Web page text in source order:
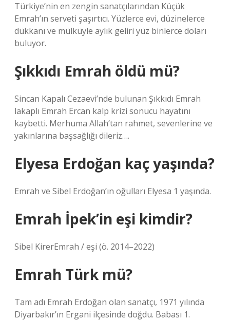
Türkiye’nin en zengin sanatçılarından Küçük
Emrah’ın serveti şaşırtıcı. Yüzlerce evi, düzinelerce
dükkanı ve mülküyle aylık geliri yüz binlerce doları
buluyor.
Şıkkıdı Emrah öldü mü?
Sincan Kapalı Cezaevi’nde bulunan Şıkkıdı Emrah
lakaplı Emrah Ercan kalp krizi sonucu hayatını
kaybetti. Merhuma Allah’tan rahmet, sevenlerine ve
yakınlarına başsağlığı dileriz….
Elyesa Erdoğan kaç yaşında?
Emrah ve Sibel Erdoğan’ın oğulları Elyesa 1 yaşında.
Emrah İpek’in eşi kimdir?
Sibel KirerEmrah / eşi (ö. 2014–2022)
Emrah Türk mü?
Tam adı Emrah Erdoğan olan sanatçı, 1971 yılında
Diyarbakır’ın Ergani ilçesinde doğdu. Babası 1.